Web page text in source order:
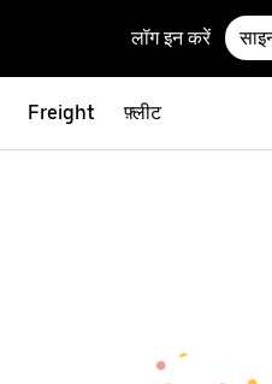
लॉग इन करें
Freight फ़्लीट